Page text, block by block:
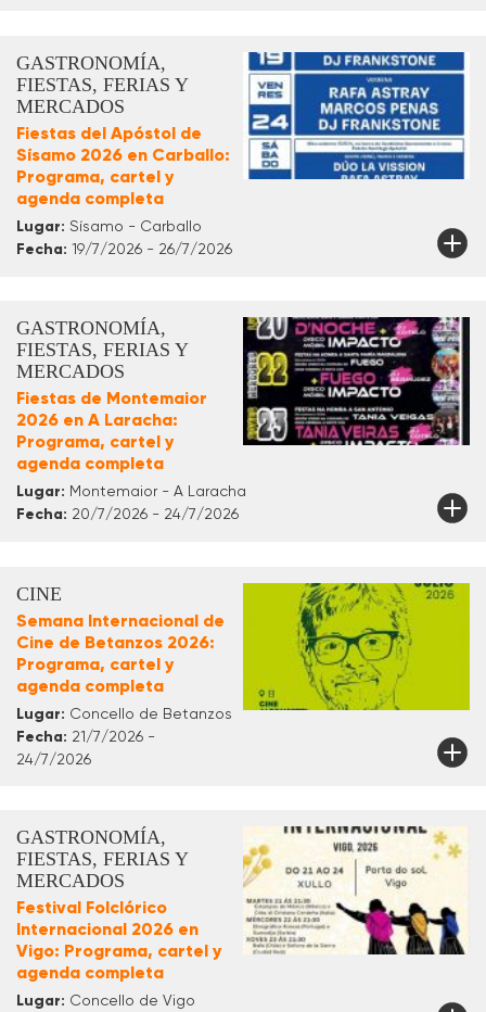
GASTRONOMÍA,
FIESTAS, FERIAS Y
MERCADOS
Fiestas del Apóstol de
Sísamo 2026 en Carballo:
Programa, cartel y
agenda completa
Lugar: Sísamo - Carballo
Fecha: 19/7/2026 - 26/7/2026
GASTRONOMÍA,
FIESTAS, FERIAS Y
MERCADOS
Fiestas de Montemaior
2026 en A Laracha:
Programa, cartel y
agenda completa
Lugar: Montemaior - A Laracha
Fecha: 20/7/2026 - 24/7/2026
CINE
Semana Internacional de
Cine de Betanzos 2026:
Programa, cartel y
agenda completa
Lugar: Concello de Betanzos
Fecha: 21/7/2026 -
24/7/2026
GASTRONOMÍA,
FIESTAS, FERIAS Y
MERCADOS
Festival Folclórico
Internacional 2026 en
Vigo: Programa, cartel y
agenda completa
Lugar: Concello de Vigo